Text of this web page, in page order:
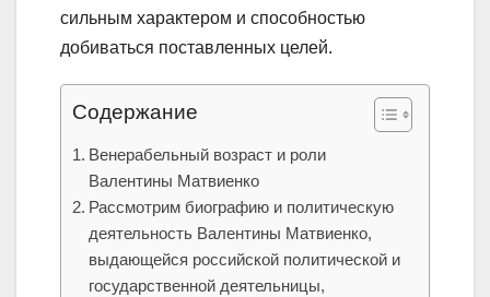
сильным характером и способностью
добиваться поставленных целей.
Содержание
Венерабельный возраст и роли
Валентины Матвиенко
Рассмотрим биографию и политическую
деятельность Валентины Матвиенко,
выдающейся российской политической и
государственной деятельницы,